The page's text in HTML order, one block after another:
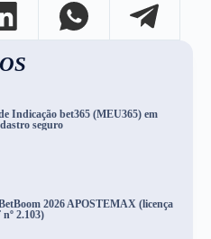
Indicação bet365 (MEU365) em
seguro
2026 APOSTEMAX (licença
2.103)